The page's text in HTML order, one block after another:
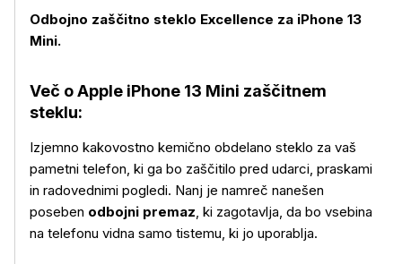
Odbojno zaščitno steklo Excellence za iPhone 13
Mini.
Več o Apple iPhone 13 Mini zaščitnem
steklu:
Izjemno kakovostno kemično obdelano steklo za vaš
pametni telefon, ki ga bo zaščitilo pred udarci, praskami
in radovednimi pogledi. Nanj je namreč nanešen
poseben odbojni premaz, ki zagotavlja, da bo vsebina
na telefonu vidna samo tistemu, ki jo uporablja.